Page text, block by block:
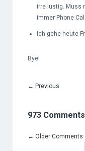
irre lustig. Muss
immer Phone
Ich gehe heute
Bye!
← Previous
973 Comments
← Older Comments